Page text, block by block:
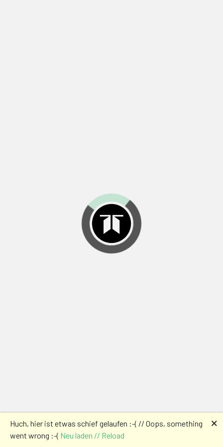
Huch, hier ist etwas schief gelaufen :-( // Oops, something
went wrong :-( Neu laden // Reload
🗙